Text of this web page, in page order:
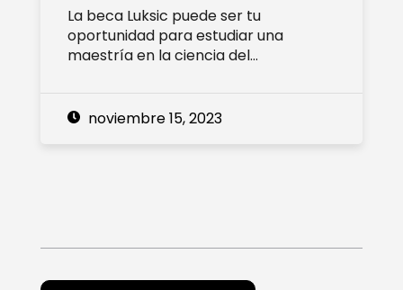
La beca Luksic puede ser tu
oportunidad para estudiar una
maestría en la ciencia del…
noviembre 15, 2023